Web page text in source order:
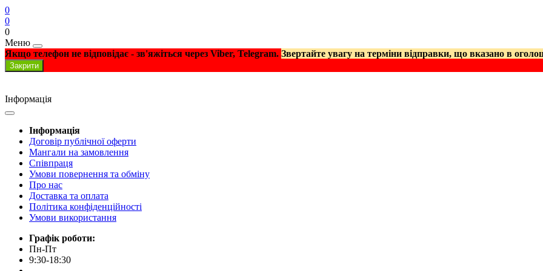
0
0
0
Меню
Якщо телефон не відповідає - зв'яжіться через Viber, Telegram. Звертайте увагу на терміни відправки, що вказано в
Закрити
Інформація
Інформація
Договір публічної оферти
Мангали на замовлення
Співпраця
Умови повернення та обміну
Про нас
Доставка та оплата
Політика конфіденційності
Умови використання
Графік роботи:
Пн-Пт
9:30-18:30